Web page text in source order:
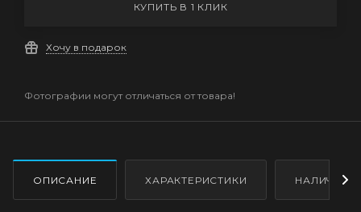
КУПИТЬ В 1 КЛИК
Хочу в подарок
Фотографии могут отличаться от товара!
ОПИСАНИЕ ХАРАКТЕРИСТИКИ НАЛИЧИЕ